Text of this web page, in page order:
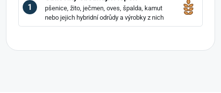
1
pšenice, žito, ječmen, oves, špalda, kamut
nebo jejich hybridní odrůdy a výrobky z nich